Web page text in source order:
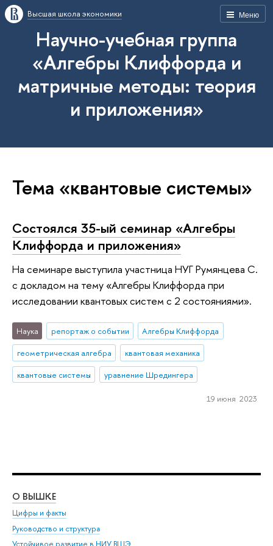
Меню
Высшая школа экономики
Научно-учебная группа
«Алгебры Клиффорда и
матричные методы: теория
и приложения»
Тема «квантовые системы»
Состоялся 35-ый семинар «Алгебры
Клиффорда и приложения»
На семинаре выступила участница НУГ Румянцева С.
с докладом на тему «Алгебры Клиффорда при
исследовании квантовых систем с 2 состояниями».
Наука репортаж о событии
Алгебры Клиффорда
геометрическая алгебра
квантовая механика
квантовые системы
уравнение Шредингера
19 июня 2023
О ВЫШКЕ
Цифры и факты
Руководство и структура